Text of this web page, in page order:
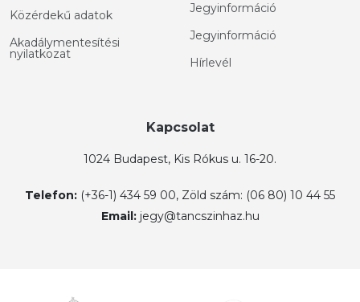
Közérdekű adatok
Akadálymentesítési
nyilatkozat
Jegyinformáció
Jegyinformáció
Hírlevél
Kapcsolat
1024 Budapest, Kis Rókus u. 16-20.
Telefon: (+36-1) 434 59 00, Zöld szám: (06 80) 10 44 55
Email: jegy@tancszinhaz.hu